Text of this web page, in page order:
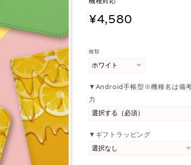
¥4,580
種類
▼Android手帳型※機種名は備
力
▼ギフトラッピング